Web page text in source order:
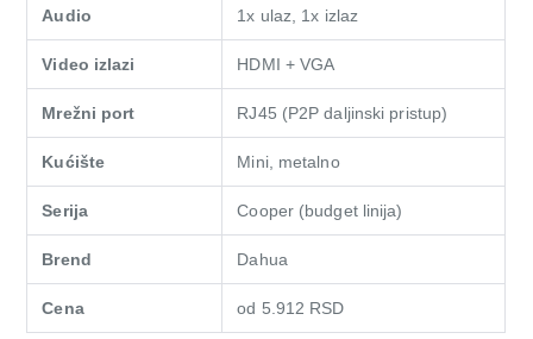
Audio 1x ulaz, 1x izlaz
Video izlazi HDMI + VGA
Mrežni port RJ45 (P2P daljinski pristup)
Kućište Mini, metalno
Serija Cooper (budget linija)
Brend Dahua
Cena od 5.912 RSD